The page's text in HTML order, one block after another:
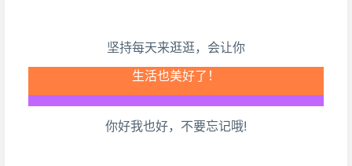
坚持每天来逛逛，会让你
生活也美好了！
心情也舒畅了！
你好我也好，不要忘记哦!